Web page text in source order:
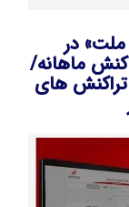
در
ماهانه/
تراكنش های